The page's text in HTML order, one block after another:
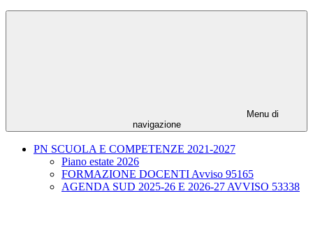
Menu di
navigazione
PN SCUOLA E COMPETENZE 2021-2027
Piano estate 2026
FORMAZIONE DOCENTI Avviso 95165
AGENDA SUD 2025-26 E 2026-27 AVVISO 53338